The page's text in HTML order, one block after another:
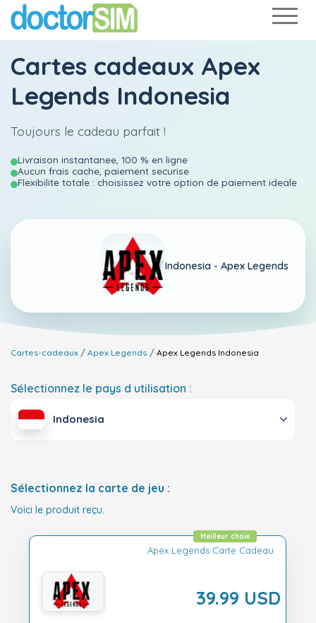
Cartes cadeaux Apex
Legends Indonesia
Toujours le cadeau parfait !
Livraison instantanee, 100 % en ligne
Aucun frais cache, paiement securise
Flexibilite totale : choisissez votre option de paiement ideale
Indonesia - Apex Legends
Cartes-cadeaux Apex Legends Apex Legends Indonesia
Sélectionnez le pays d utilisation :
Indonesia
Sélectionnez la carte de jeu :
Voici le produit reçu.
Apex Legends Carte Cadeau
39.99 USD
Meilleur choix